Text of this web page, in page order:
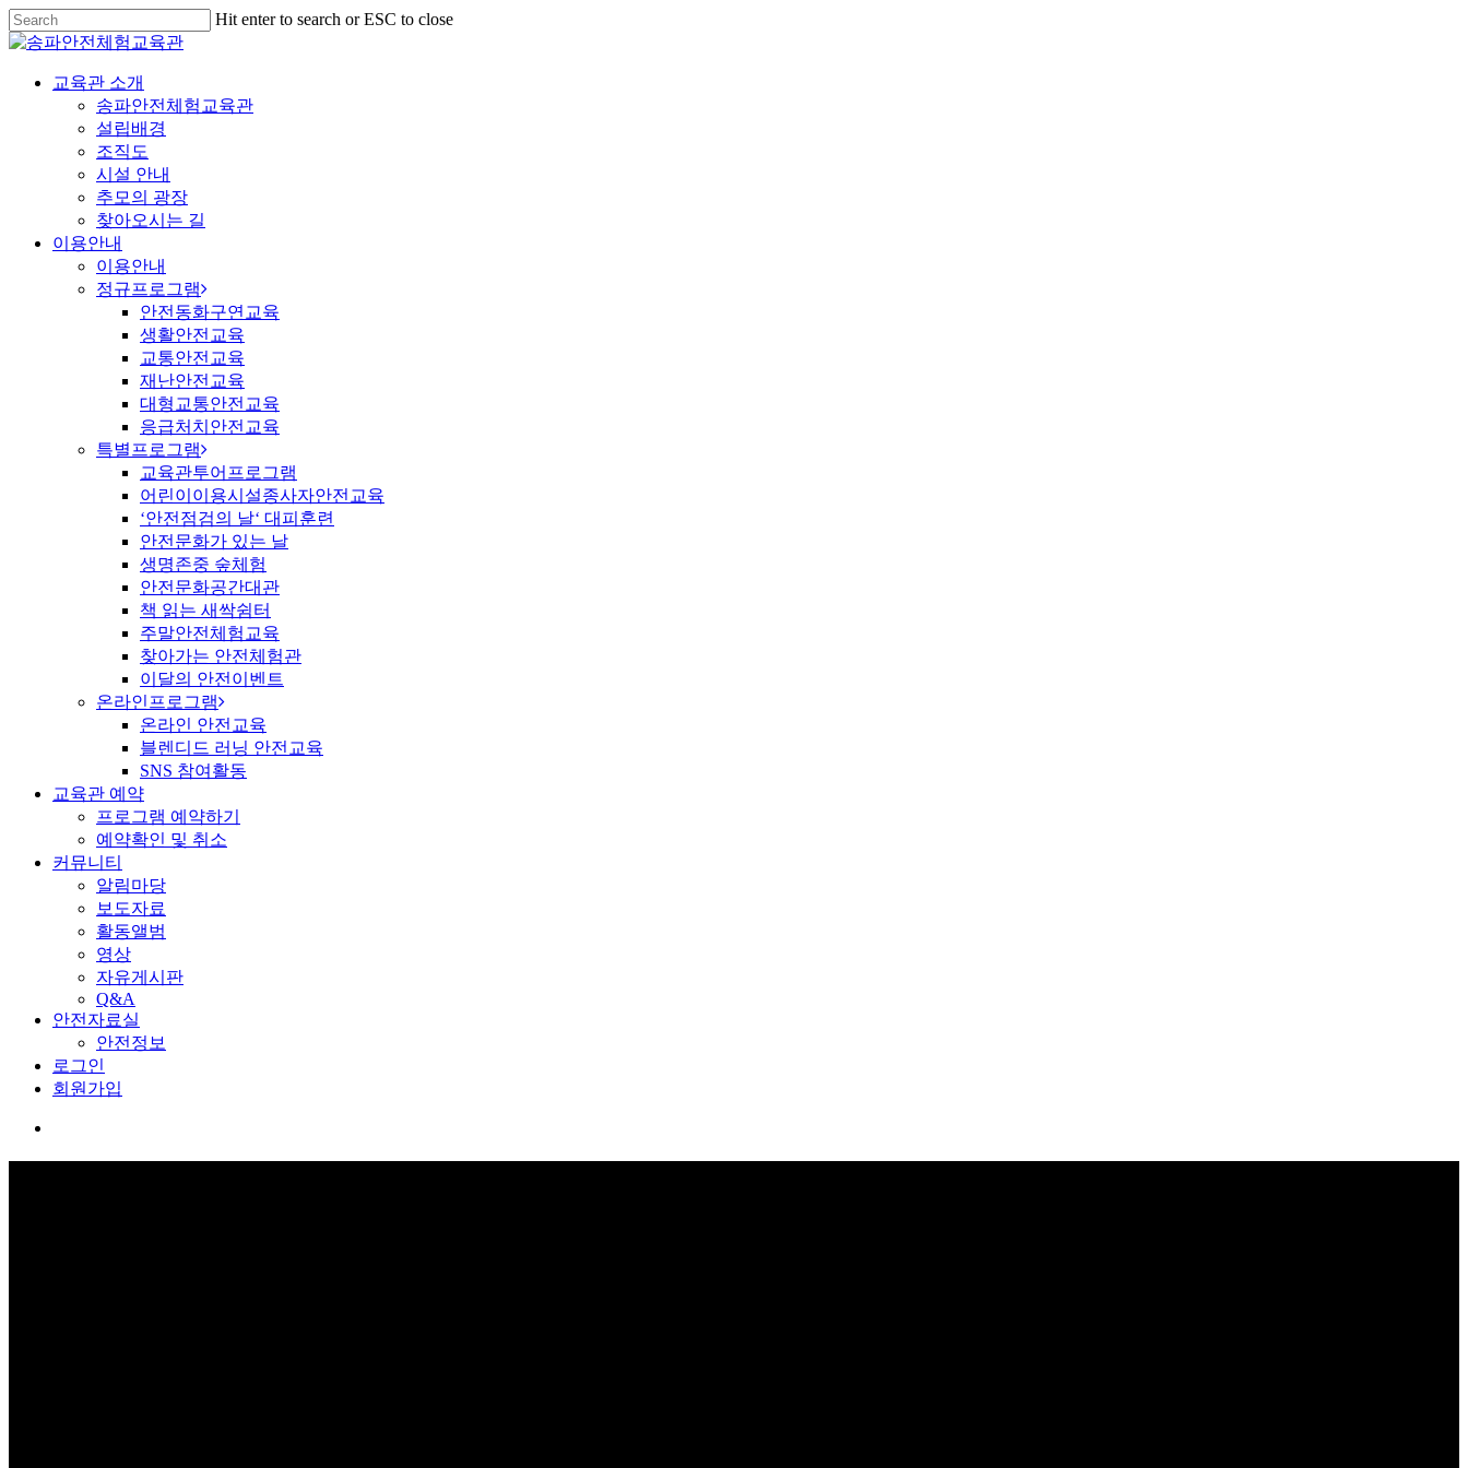
Hit enter to search or ESC to close
교육관 소개
송파안전체험교육관
설립배경
조직도
시설 안내
추모의 광장
찾아오시는 길
이용안내
이용안내
정규프로그램
안전동화구연교육
생활안전교육
교통안전교육
재난안전교육
대형교통안전교육
응급처치안전교육
특별프로그램
교육관투어프로그램
어린이이용시설종사자안전교육
‘안전점검의 날‘ 대피훈련
안전문화가 있는 날
생명존중 숲체험
안전문화공간대관
책 읽는 새싹쉼터
주말안전체험교육
찾아가는 안전체험관
이달의 안전이벤트
온라인프로그램
온라인 안전교육
블렌디드 러닝 안전교육
SNS 참여활동
교육관 예약
프로그램 예약하기
예약확인 및 취소
커뮤니티
알림마당
보도자료
활동앨범
영상
자유게시판
Q&A
안전자료실
안전정보
로그인
회원가입